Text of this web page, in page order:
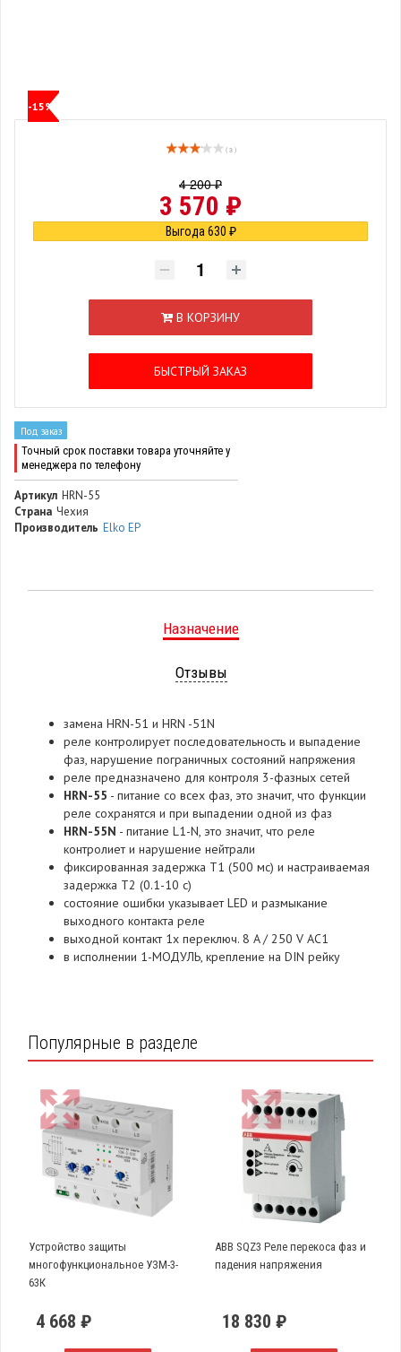
-15%
( 3 )
4 200 ₽
3 570 ₽
Выгода 630 ₽
В КОРЗИНУ
БЫСТРЫЙ ЗАКАЗ
Под заказ
Точный срок поставки товара уточняйте у
менеджера по телефону
Артикул HRN-55
Страна Чехия
Производитель Elko EP
Назначение
Отзывы
замена HRN-51 и HRN -51N
реле контролирует последовательность и выпадение
фаз, нарушение пограничных состояний напряжения
реле предназначено для контроля 3-фазных сетей
HRN-55 - питание со всех фаз, это значит, что функции
реле сохранятся и при выпадении одной из фаз
HRN-55N - питание L1-N, это значит, что реле
контролиет и нарушение нейтрали
фиксированная задержка T1 (500 мс) и настраиваемая
задержка T2 (0.1-10 с)
состояние ошибки указывает LED и размыкание
выходного контакта реле
выходной контакт 1x переключ. 8 A / 250 V AC1
в исполнении 1-МОДУЛЬ, крепление на DIN рейку
Популярные в разделе
Устройство защиты
многофункциональное УЗМ-3-
63К
4 668 ₽
ABB SQZ3 Реле перекоса фаз и
падения напряжения
18 830 ₽